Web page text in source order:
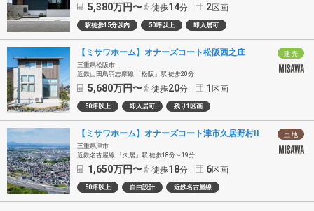
5,380万円〜 徒歩14分 2区画
駅徒歩15分以内 50坪以上 即入居可
建 売
【ミサワホーム】オナーズコート松阪西之庄
三重県松阪市
近鉄山田鳥羽志摩線 「松阪」駅 徒歩20分
5,680万円〜 徒歩20分 1区画
50坪以上 即入居可 残り1区画
土 地
【ミサワホーム】オナーズコート津市久居野村II
三重県津市
近鉄名古屋線 「久居」駅 徒歩18分～19分
1,650万円〜 徒歩18分 6区画
50坪以上 自由設計 近鉄名古屋線